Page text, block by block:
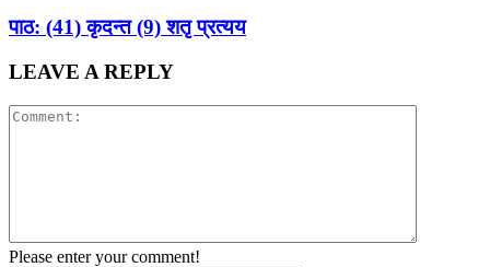
पाठ: (41) कृदन्त (9) शतृ प्रत्यय
LEAVE A REPLY
Please enter your comment!